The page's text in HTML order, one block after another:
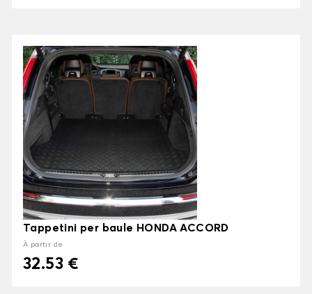
Tappetini per baule HONDA ACCORD
À partir de
32.53 €